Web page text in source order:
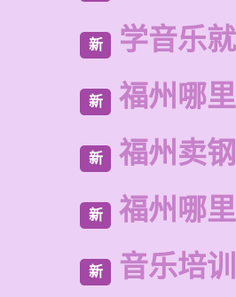
新 学音乐
新 福州哪
新 福州卖
新 福州哪
新 音乐培